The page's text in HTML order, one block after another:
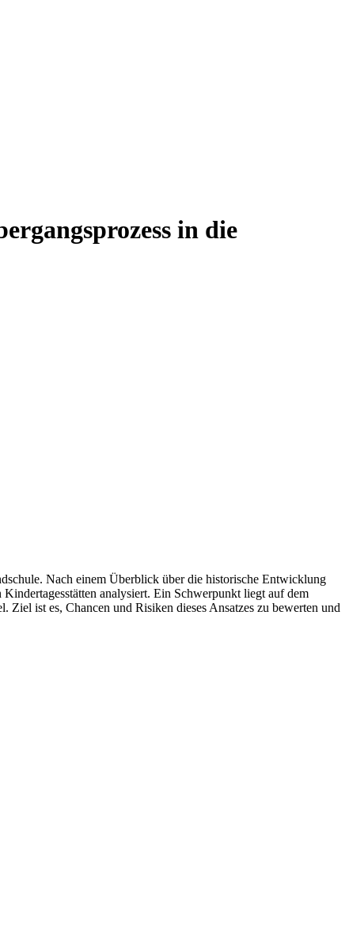
in die
Nach einem Überblick über die historische Entwicklung
analysiert. Ein Schwerpunkt liegt auf dem
ist es, Chancen und Risiken dieses Ansatzes zu bewerten und